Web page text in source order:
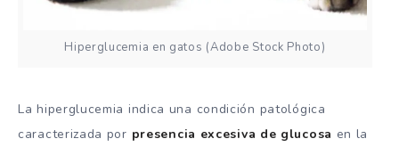
Hiperglucemia en gatos (Adobe Stock Photo)
La hiperglucemia indica una condición patológica
caracterizada por presencia excesiva de glucosa en la